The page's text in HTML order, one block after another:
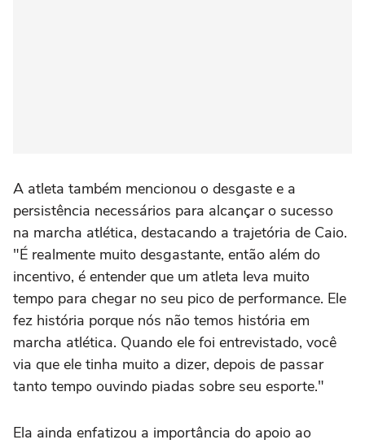
A atleta também mencionou o desgaste e a
persistência necessários para alcançar o sucesso
na marcha atlética, destacando a trajetória de Caio.
"É realmente muito desgastante, então além do
incentivo, é entender que um atleta leva muito
tempo para chegar no seu pico de performance. Ele
fez história porque nós não temos história em
marcha atlética. Quando ele foi entrevistado, você
via que ele tinha muito a dizer, depois de passar
tanto tempo ouvindo piadas sobre seu esporte."
Ela ainda enfatizou a importância do apoio ao